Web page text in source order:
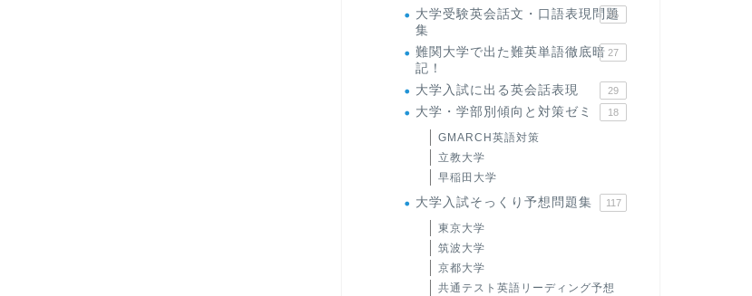
大学受験英会話文・口語表現問題
集
35
難関大学で出た難英単語徹底暗
記！
27
大学入試に出る英会話表現 29
大学・学部別傾向と対策ゼミ 18
GMARCH英語対策
立教大学
早稲田大学
大学入試そっくり予想問題集 117
東京大学
筑波大学
京都大学
共通テスト英語リーディング予想